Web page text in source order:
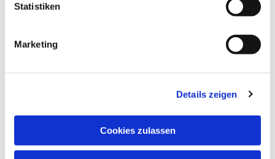
Statistiken
Marketing
Details zeigen
Cookies zulassen